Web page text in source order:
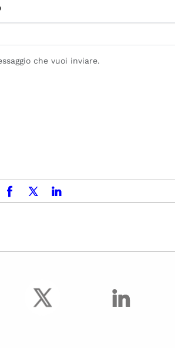
che vuoi inviare.
facebookx.comlinkedin